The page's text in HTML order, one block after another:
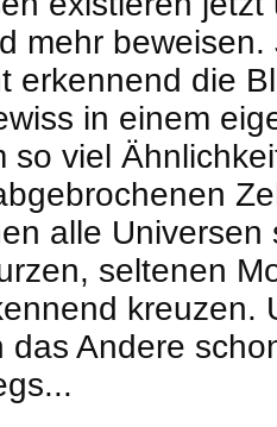
mehr
erkennend die
in einem
so viel
alle
seltenen
kreuzen.
das Andere